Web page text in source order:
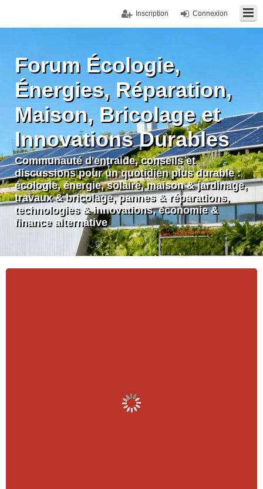
Connexion
Inscription
Forum Écologie,
Énergies, Réparation,
Maison, Bricolage et
Innovations Durables
Communauté d'entraide, conseils et
discussions pour un quotidien plus durable :
écologie, énergie, solaire, maison & jardinage,
travaux & bricolage, pannes & réparations,
technologies & innovations, économie &
finance alternative